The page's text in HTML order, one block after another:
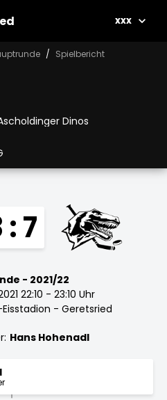
xxx
Spielbericht
Dinos
: 7
- 2021/22
22:10 - 23:10 Uhr
- Geretsried
Hans Hohenadl